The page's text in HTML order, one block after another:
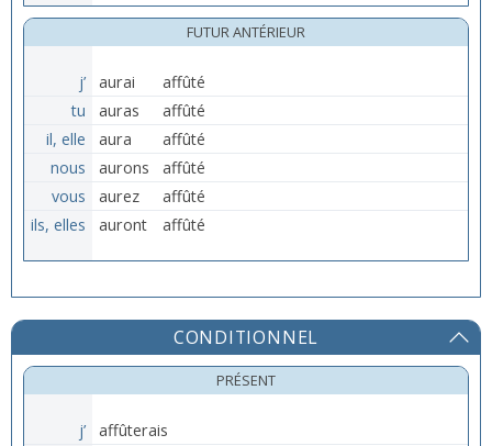
FUTUR ANTÉRIEUR
j’ aurai
affûté
tu
auras
affûté
il, elle
aura
affûté
nous
aurons
affûté
vous
aurez
affûté
ils, elles
auront affûté
CONDITIONNEL
PRÉSENT
j’
affûterais